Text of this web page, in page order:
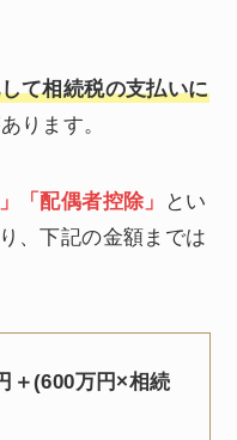
て相続税の支払いに
ります。
「配偶者控除」
とい
、下記の金額までは
＋(600万円×相続